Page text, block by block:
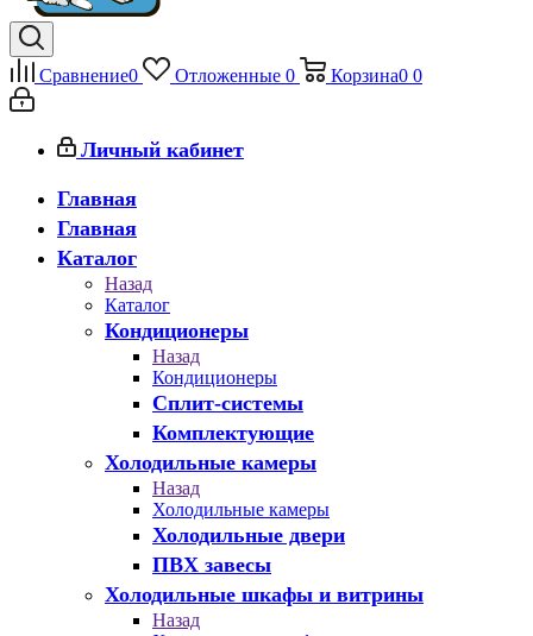
Сравнение0 Отложенные 0 Корзина0 0
Личный кабинет
Главная
Главная
Каталог
Назад
Каталог
Кондиционеры
Назад
Кондиционеры
Сплит-системы
Комплектующие
Холодильные камеры
Назад
Холодильные камеры
Холодильные двери
ПВХ завесы
Холодильные шкафы и витрины
Назад